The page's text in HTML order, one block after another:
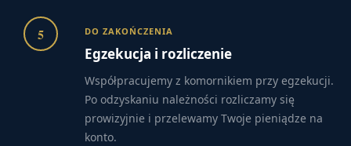
5 DO ZAKOŃCZENIA
Egzekucja i rozliczenie
Współpracujemy z komornikiem przy egzekucji.
Po odzyskaniu należności rozliczamy się
prowizyjnie i przelewamy Twoje pieniądze na
konto.